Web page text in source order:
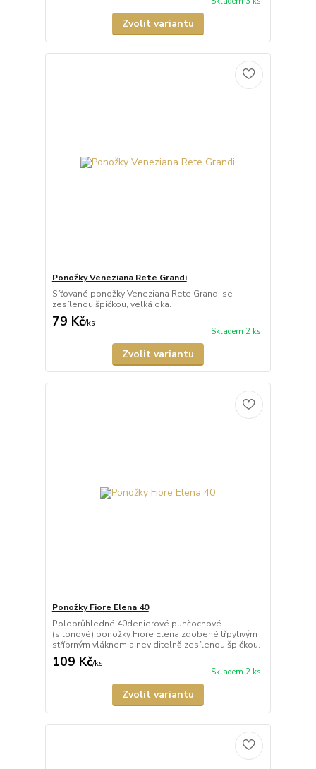
Zvolit variantu
Ponožky Veneziana Rete Grandi
Síťované ponožky Veneziana Rete Grandi se
zesílenou špičkou, velká oka.
79 Kč/ks
Skladem 2 ks
Zvolit variantu
Ponožky Fiore Elena 40
Poloprůhledné 40denierové punčochové
(silonové) ponožky Fiore Elena zdobené třpytivým
stříbrným vláknem a neviditelně zesílenou špičkou.
109 Kč/ks
Skladem 2 ks
Zvolit variantu